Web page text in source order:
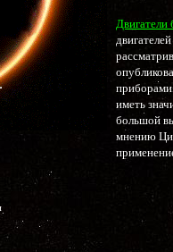
Двигатели
приборами
иметь
большой
мнению